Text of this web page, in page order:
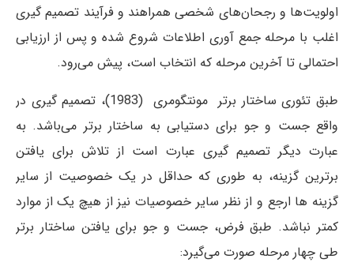
اولویت‌ها و رجحان‌های شخصی همراهند و فرآیند تصمیم ‏گیری
اغلب با مرحله جمع آوری اطلاعات شروع شده و پس از ارزیابی
احتمالی تا آخرین مرحله که انتخاب است، پیش می‌رود.
طبق تئوری ساختار برتر مونت‏گومری (1983)، تصمیم‏ گیری در
واقع جست و جو برای دستیابی به ساختار برتر می‌باشد. به
عبارت دیگر تصمیم ‏گیری عبارت است از تلاش برای یافتن
برترین گزینه، به طوری که حداقل در یک خصوصیت از سایر
گزینه ‏ها ارجع و از نظر سایر خصوصیات نیز از هیچ یک از موارد
کمتر نباشد. طبق فرض، جست و جو برای یافتن ساختار برتر
طی چهار مرحله صورت می‌گیرد: